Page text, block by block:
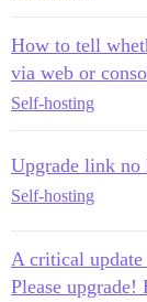
How to tell
via web or
Self-hosting
Upgrade link no
Self-hosting
A critical update
Please